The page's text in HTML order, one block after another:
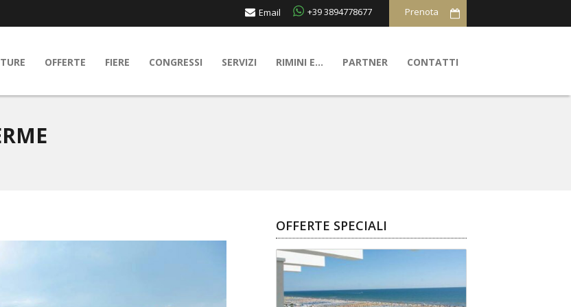
Email +39 3894778677
OFFERTE FIERE CONGRESSI SERVIZI RIMINI E… PARTNER CONTATTI
OFFERTE SPECIALI